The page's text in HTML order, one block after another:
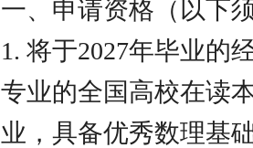
一、申请资格（以下
1. 将于2027年毕业的
专业的全国高校在读
业，具备优秀数理基